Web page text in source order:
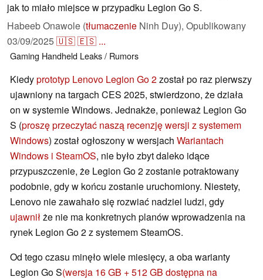
jak to miało miejsce w przypadku Legion Go S.
Habeeb Onawole (tłumaczenie Ninh Duy), Opublikowany
03/09/2025🇺🇸🇪🇸 ...
Gaming Handheld Leaks / Rumors
Kiedyprototyp Lenovo Legion Go 2został po raz pierwszy
ujawniony na targach CES 2025, stwierdzono, że działa
on w systemie Windows. Jednakże, ponieważ Legion Go
S (proszę przeczytać naszą recenzję wersji z systemem
Windows) został ogłoszony w wersjach Wariantach
Windows i SteamOS, nie było zbyt daleko idące
przypuszczenie, że Legion Go 2 zostanie potraktowany
podobnie, gdy w końcu zostanie uruchomiony. Niestety,
Lenovo nie zawahało się rozwiać nadziei ludzi, gdy
ujawniłże nie ma konkretnych planów wprowadzenia na
rynek Legion Go 2 z systemem SteamOS.
Od tego czasu minęło wiele miesięcy, a oba warianty
Legion Go S(wersja 16 GB + 512 GB dostępna na